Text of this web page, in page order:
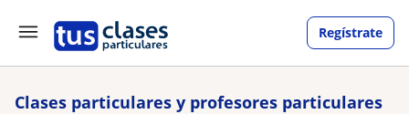
Regístrate
Clases particulares y profesores particulares